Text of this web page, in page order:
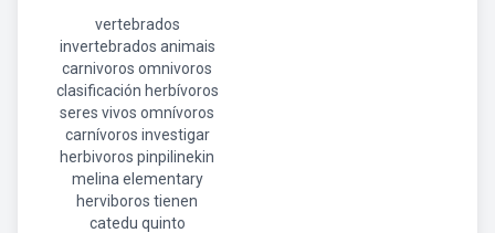
vertebrados
invertebrados animais
carnivoros omnivoros
clasificación herbívoros
seres vivos omnívoros
carnívoros investigar
herbivoros pinpilinekin
melina elementary
herviboros tienen
catedu quinto